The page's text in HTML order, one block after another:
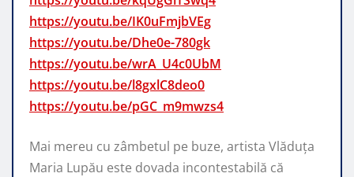
https://youtu.be/IK0uFmjbVEg
https://youtu.be/Dhe0e-780gk
https://youtu.be/wrA_U4c0UbM
https://youtu.be/l8gxlC8deo0
https://youtu.be/pGC_m9mwzs4
Mai mereu cu zâmbetul pe buze, artista Vlăduța
Maria Lupău este dovada incontestabilă că